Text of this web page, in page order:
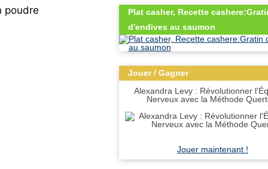
poudre
Plat casher, Recette
d'endives au saumon
Jouer / Gagner
Alexandra Levy : Révolutionner
Nerveux avec la Méthode
Jouer maintenant !